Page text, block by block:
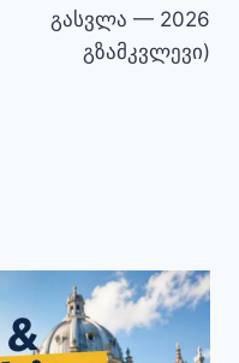
გასვლა — 2026
გზამკვლევი)